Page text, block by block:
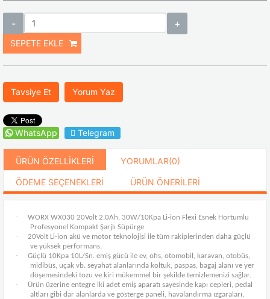
Tavsiye Et Yorum Yaz
WhatsApp Telegram
ÜRÜN ÖZELLIKLERI YORUMLAR(0)
ÖDEME SEÇENEKLERI ÜRÜN ÖNERILERI
·
WORX WX030 20Volt 2.0Ah. 30W/10Kpa Li-ion Flexi Esnek Hortumlu
Profesyonel Kompakt Şarjlı Süpürge
·
20Volt Li-ion akü ve motor teknolojisi ile tüm rakiplerinden daha güçlü
ve yüksek performans.
·
Güçlü 10Kpa 10L/Sn. emiş gücü ile ev, ofis, otomobil, karavan, otobüs,
midibüs, uçak vb. seyahat alanlarında koltuk, paspas, bagaj alanı ve yer
döşemesindeki tozu ve kiri mükemmel bir şekilde temizlemenizi sağlar.
·
Ürün üzerine entegre iki adet emiş aparatı sayesinde kapı cepleri, pedal
altları gibi dar alanlarda ve gösterge paneli, havalandırma ızgaraları,